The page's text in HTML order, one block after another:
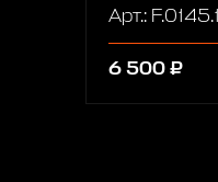
Арт.: F.0145.1
6 500 ₽